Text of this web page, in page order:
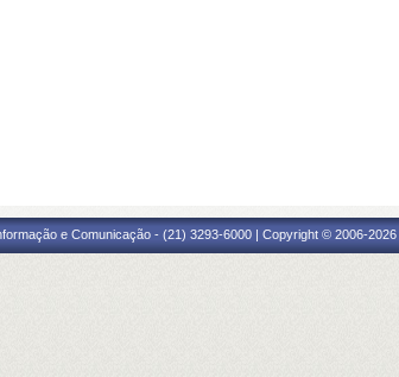
e Comunicação - (21) 3293-6000 | Copyright © 2006-